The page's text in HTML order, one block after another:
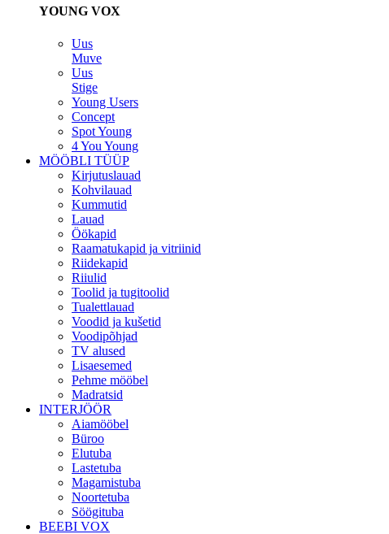
YOUNG VOX
Uus
Muve
Uus
Stige
Young Users
Concept
Spot Young
4 You Young
MÖÖBLI TÜÜP
Kirjutuslauad
Kohvilauad
Kummutid
Lauad
Öökapid
Raamatukapid ja vitriinid
Riidekapid
Riiulid
Toolid ja tugitoolid
Tualettlauad
Voodid ja kušetid
Voodipõhjad
TV alused
Lisaesemed
Pehme mööbel
Madratsid
INTERJÖÖR
Aiamööbel
Büroo
Elutuba
Lastetuba
Magamistuba
Noortetuba
Söögituba
BEEBI VOX